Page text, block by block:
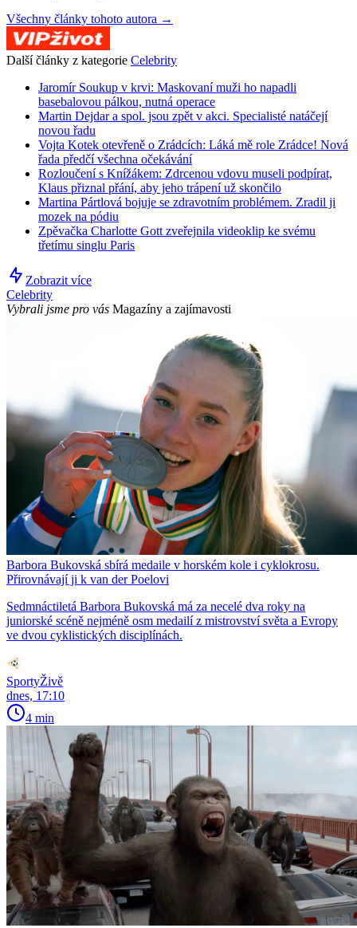
Všechny články tohoto autora →
Další články z kategorie Celebrity
Jaromír Soukup v krvi: Maskovaní muži ho napadli
basebalovou pálkou, nutná operace
Martin Dejdar a spol. jsou zpět v akci. Specialisté natáčejí
novou řadu
Vojta Kotek otevřeně o Zrádcích: Láká mě role Zrádce! Nová
řada předčí všechna očekávání
Rozloučení s Knížákem: Zdrcenou vdovu museli podpírat,
Klaus přiznal přání, aby jeho trápení už skončilo
Martina Pártlová bojuje se zdravotním problémem. Zradil ji
mozek na pódiu
Zpěvačka Charlotte Gott zveřejnila videoklip ke svému
třetímu singlu Paris
Zobrazit více
Celebrity
Vybrali jsme pro vás Magazíny a zajímavosti
Barbora Bukovská sbírá medaile v horském kole i cyklokrosu.
Přirovnávají ji k van der Poelovi
Sedmnáctiletá Barbora Bukovská má za necelé dva roky na
juniorské scéně nejméně osm medailí z mistrovství světa a Evropy
ve dvou cyklistických disciplínách.
SportyŽivě
dnes, 17:10
4 min